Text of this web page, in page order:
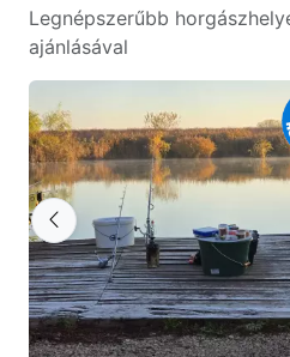
Legnépszerűbb
ajánlásával